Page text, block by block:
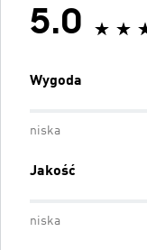
5.0
Wygoda
niska
Jakość
niska